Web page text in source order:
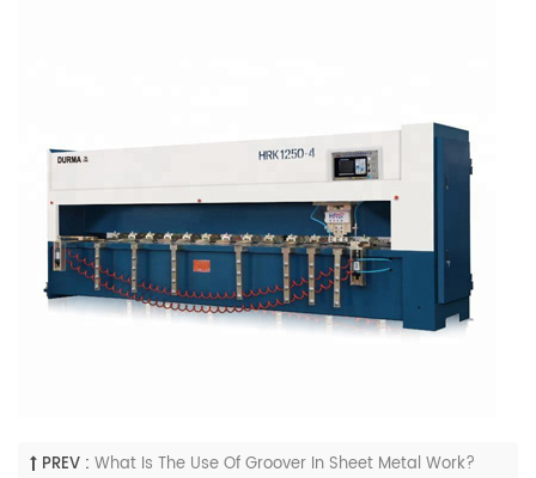
PREV : What Is The Use Of Groover In Sheet Metal Work?